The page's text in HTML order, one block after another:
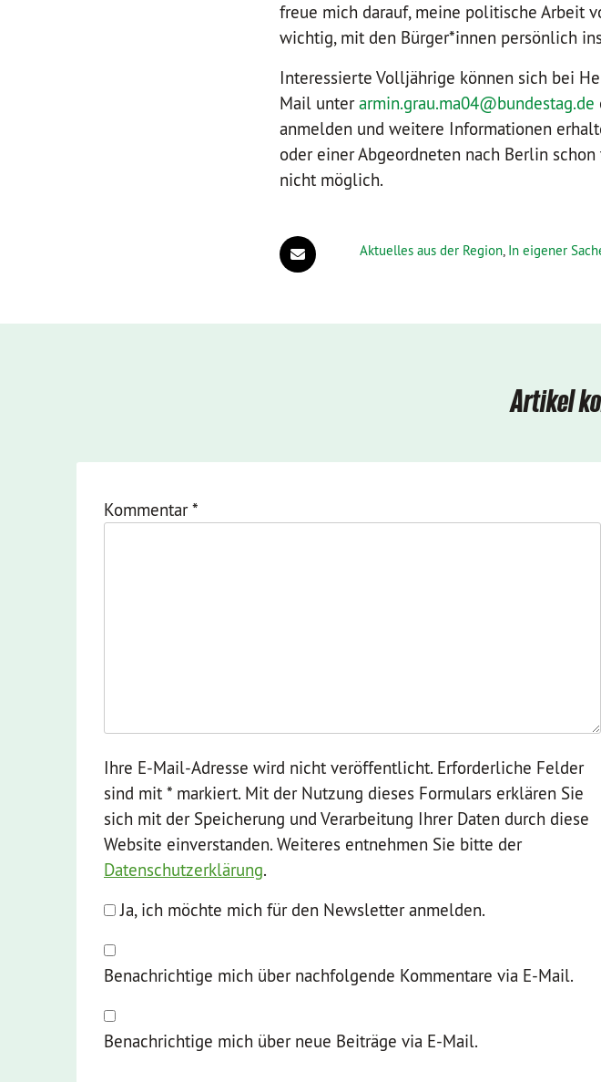
freue mich darauf, meine politische Arbeit
wichtig, mit den Bürger*innen persönlich
Interessierte Volljährige können sich bei
Mail unterarmin.grau.ma04@bundestag.de
anmelden und weitere Informationen
oder einer Abgeordneten nach Berlin
nicht möglich.
Aktuelles aus der Region, In eigener
Artikel
Kommentar*
Ihre E-Mail-Adresse wird nicht veröffentlicht. Erforderliche Felder
sind mit * markiert. Mit der Nutzung dieses Formulars erklären Sie
sich mit der Speicherung und Verarbeitung Ihrer Daten durch diese
Website einverstanden. Weiteres entnehmen Sie bitte der
Datenschutzerklärung.
Ja, ich möchte mich für den Newsletter anmelden.
Benachrichtige mich über nachfolgende Kommentare via E-Mail.
Benachrichtige mich über neue Beiträge via E-Mail.